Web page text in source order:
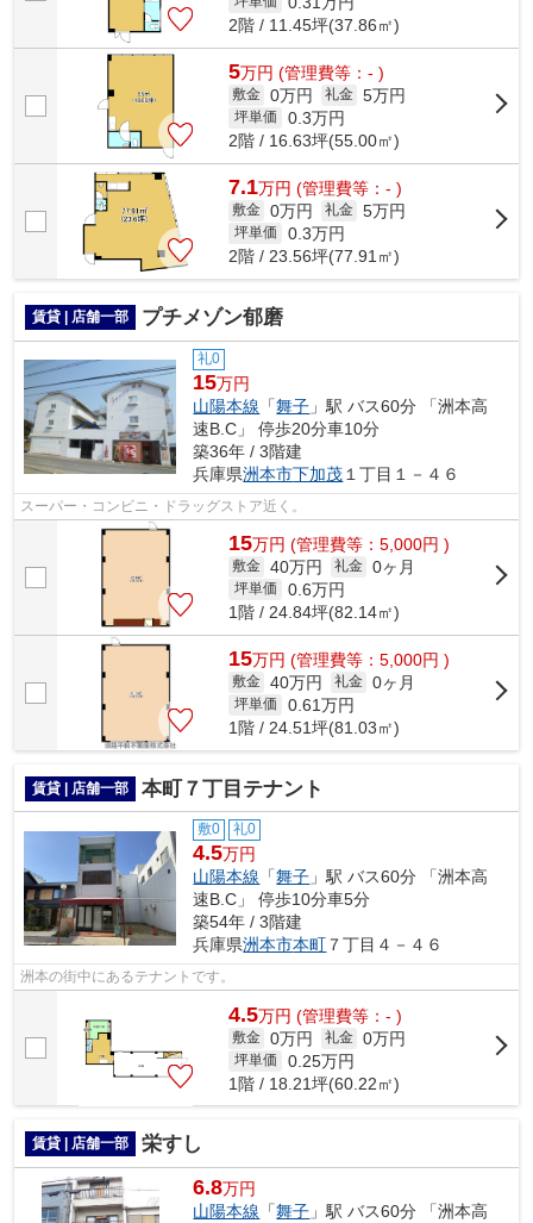
2階 / 11.45坪(37.86㎡)
5万円 (管理費等：- )
敷金 0万円 礼金 5万円
坪単価 0.3万円
2階 / 16.63坪(55.00㎡)
7.1万円 (管理費等：- )
敷金 0万円 礼金 5万円
坪単価 0.3万円
2階 / 23.56坪(77.91㎡)
賃貸 | 店舗一部 プチメゾン郁磨
礼0
15万円
山陽本線 「舞子 」駅 バス60分 「洲本高
速B.C」 停歩20分車10分
築36年 / 3階建
兵庫県洲本市下加茂 １丁目１－４６
スーパー・コンビニ・ドラッグストア近く。
15万円 (管理費等：5,000円 )
敷金 40万円 礼金 0ヶ月
坪単価 0.6万円
1階 / 24.84坪(82.14㎡)
15万円 (管理費等：5,000円 )
敷金 40万円 礼金 0ヶ月
坪単価 0.61万円
1階 / 24.51坪(81.03㎡)
賃貸 | 店舗一部 本町７丁目テナント
敷0 礼0
4.5万円
山陽本線 「舞子 」駅 バス60分 「洲本高
速B.C」 停歩10分車5分
築54年 / 3階建
兵庫県洲本市本町 ７丁目４－４６
洲本の街中にあるテナントです。
4.5万円 (管理費等：- )
敷金 0万円 礼金 0万円
坪単価 0.25万円
1階 / 18.21坪(60.22㎡)
賃貸 | 店舗一部 栄すし
6.8万円
山陽本線 「舞子 」駅 バス60分 「洲本高